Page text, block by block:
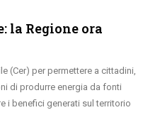
la Regione ora
(Cer) per permettere a cittadini,
di produrre energia da fonti
i benefici generati sul territorio